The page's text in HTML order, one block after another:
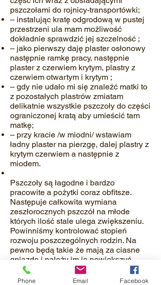
pszczołami do rojnicy-transportówki;
– instalując kratę odgrodową w pustej
przestrzeni ula mam możliwość
dokładnie sprawdzić jej szczelność ;
– jako pierwszy daję plaster osłonowy
następnie ramkę pracy, następnie
plaster z czerwiem krytym, plastry z
czerwiem otwartym i krytym ;
– gdy nie udało mi się znaleźć matki to
z pozostałych plastrów zmiatam
delikatnie wszystkie pszczoły do części
ograniczonej kratą aby umieścić tam
matkę;
– przy kracie /w miodni/ wstawiam
ładny plaster na pierzgę, dalej plastry z
krytym czerwiem a następnie z
miodem.
Pszczoły są łagodne i bardzo
pracowite a pożytki coraz obfitsze.
Następuje całkowita wymiana
zeszłorocznych pszczół na młode
których ilość stale ulega zwiększeniu.
Powinniśmy kontrolować stopień
rozwoju poszczególnych rodzin. Na
pewno będą takie że mają za ciasne
gniazdo i należy im je powiększyć,
pomocą w tej ocenie może być ramka
pracy. Rozpoczęcie w niej budowy
Phone Email Facebook